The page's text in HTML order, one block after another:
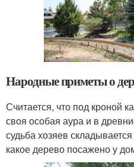
Народные приметы о
Считается, что под кроной
своя особая аура и в
судьба хозяев
какое дерево посажено у